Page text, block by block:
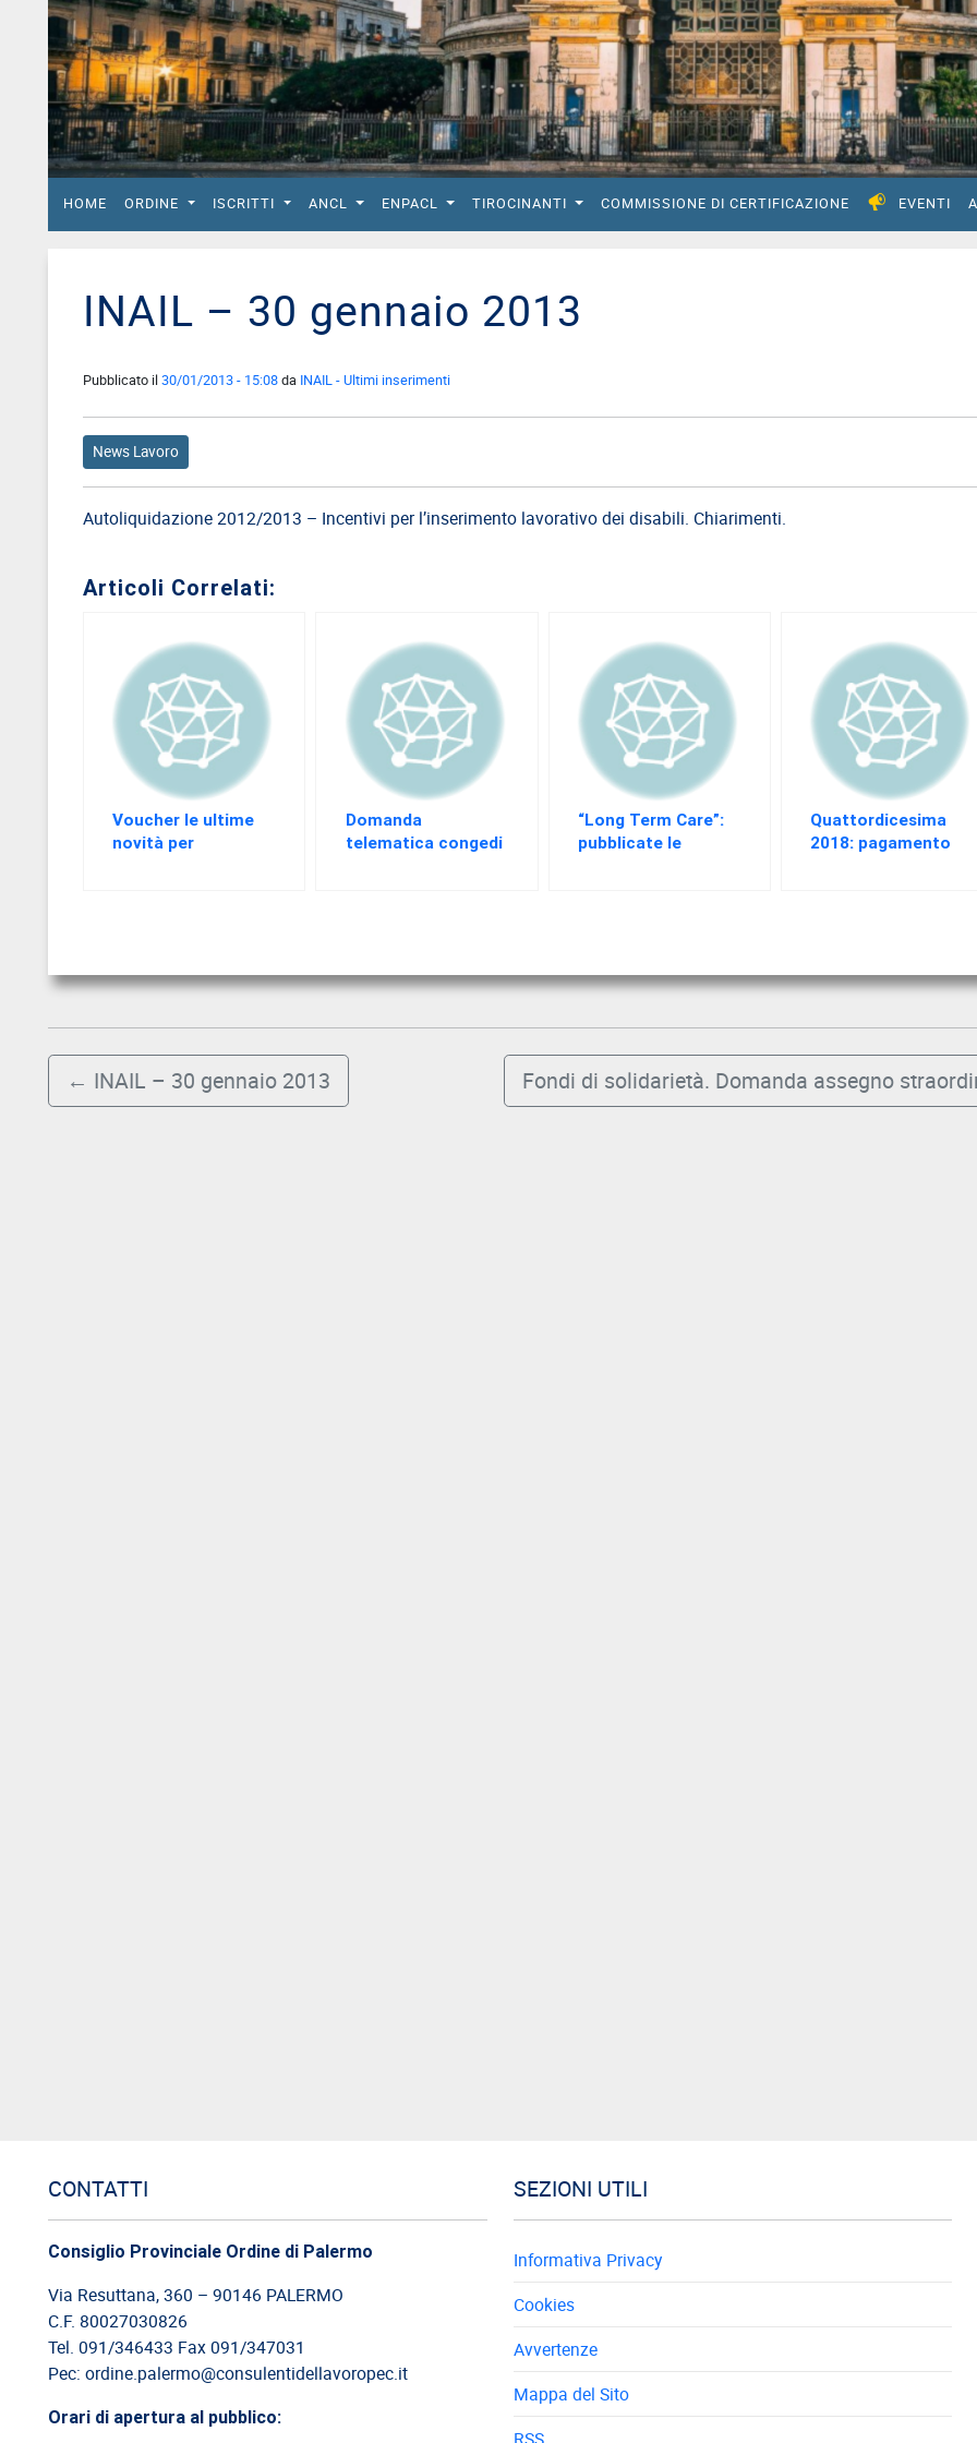
HOME ORDINE ISCRITTI ANCL ENPACL TIROCINANTI COMMISSIONE DI CERTIFICAZIONE EVENTI
del
Lavoro
Ricerca
Iscritti
Modulistica
Norme
e
Regolamenti
Direttivo
Previdenza
Enpacl
A.S.G.C.D.L.
Direttivo
Documenti
Tirocinanti
Tirocinanti
Normativa
EVENTI
INAIL – 30 gennaio 2013
Pubblicato il30/01/2013 - 15:08da INAIL - Ultimi inserimenti
News Lavoro
Autoliquidazione 2012/2013 – Incentivi per l’inserimento lavorativo dei disabili. Chiarimenti.
Articoli Correlati:
Voucher le ultime
novità per
Domanda
telematica congedi
“Long Term Care”:
pubblicate le
Quattordicesima
2018: pagamento
← INAIL – 30 gennaio 2013 Fondi di solidarietà. Domanda assegno
CONTATTI
Consiglio Provinciale Ordine di Palermo
Via Resuttana, 360 – 90146 PALERMO
C.F. 80027030826
Tel. 091/346433 Fax 091/347031
Pec: ordine.palermo@consulentidellavoropec.it
Orari di apertura al pubblico:
SEZIONI UTILI
Informativa Privacy
Cookies
Avvertenze
Mappa del Sito